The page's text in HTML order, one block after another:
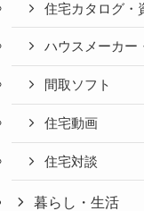
住宅カタログ・
ハウスメーカー
間取ソフト
住宅動画
住宅対談
暮らし・生活